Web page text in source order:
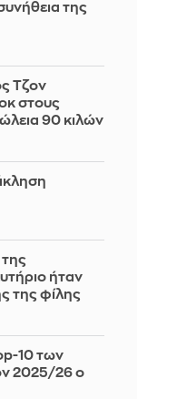
της
Τζον
στους
90 κιλών
ήταν
της φίλης
10 των
2025/26 ο